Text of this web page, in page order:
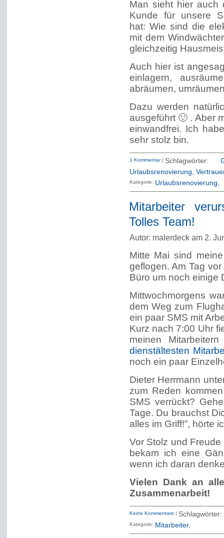
Man sieht hier auch
Kunde für unsere
hat: Wie sind die
mit dem
gleichzeitig
Auch hier ist
einlagern,
abräumen,
Dazu werden
ausgeführt 🙂 . Aber
einwandfrei. Ich
sehr stolz bin.
1 Kommentar| Schlagwörter:
Urlaubsrenovierung,
Kategorie: Urlaubsrenovierung
Mitarbeiter
Tolles Team!
Autor: malerdeck am 2.
Mitte Mai sind
geflogen. Am Tag
Büro um noch einige
Mittwochmorgens
dem Weg zum
ein paar SMS mit
Kurz nach 7:00 Uhr
meinen
dienstältesten
noch ein paar
Dieter Herrmann
zum Reden
SMS verrückt?
Tage. Du brauchst
alles im Griff!”, hörte
Vor Stolz und
bekam ich eine
wenn ich daran
Vielen Dank an
Zusammenarbeit!
Keine Kommentare | Schlagwörter:
Kategorie: Mitarbeiter